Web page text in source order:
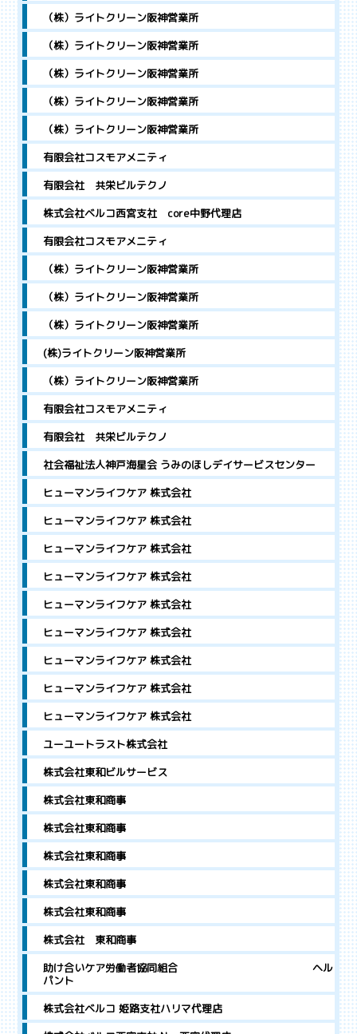
（株）ライトクリーン阪神営業所
（株）ライトクリーン阪神営業所
（株）ライトクリーン阪神営業所
（株）ライトクリーン阪神営業所
（株）ライトクリーン阪神営業所
有限会社コスモアメニティ
有限会社 共栄ビルテクノ
株式会社ベルコ西宮支社 core中野代理店
有限会社コスモアメニティ
（株）ライトクリーン阪神営業所
（株）ライトクリーン阪神営業所
（株）ライトクリーン阪神営業所
(株)ライトクリーン阪神営業所
（株）ライトクリーン阪神営業所
有限会社コスモアメニティ
有限会社 共栄ビルテクノ
社会福祉法人神戸海星会 うみのほしデイサービスセンター
ヒューマンライフケア 株式会社
ヒューマンライフケア 株式会社
ヒューマンライフケア 株式会社
ヒューマンライフケア 株式会社
ヒューマンライフケア 株式会社
ヒューマンライフケア 株式会社
ヒューマンライフケア 株式会社
ヒューマンライフケア 株式会社
ヒューマンライフケア 株式会社
ユーユートラスト株式会社
株式会社東和ビルサービス
株式会社東和商事
株式会社東和商事
株式会社東和商事
株式会社東和商事
株式会社東和商事
株式会社 東和商事
助け合いケア労働者協同組合 ヘル
パント
株式会社ベルコ 姫路支社ハリマ代理店